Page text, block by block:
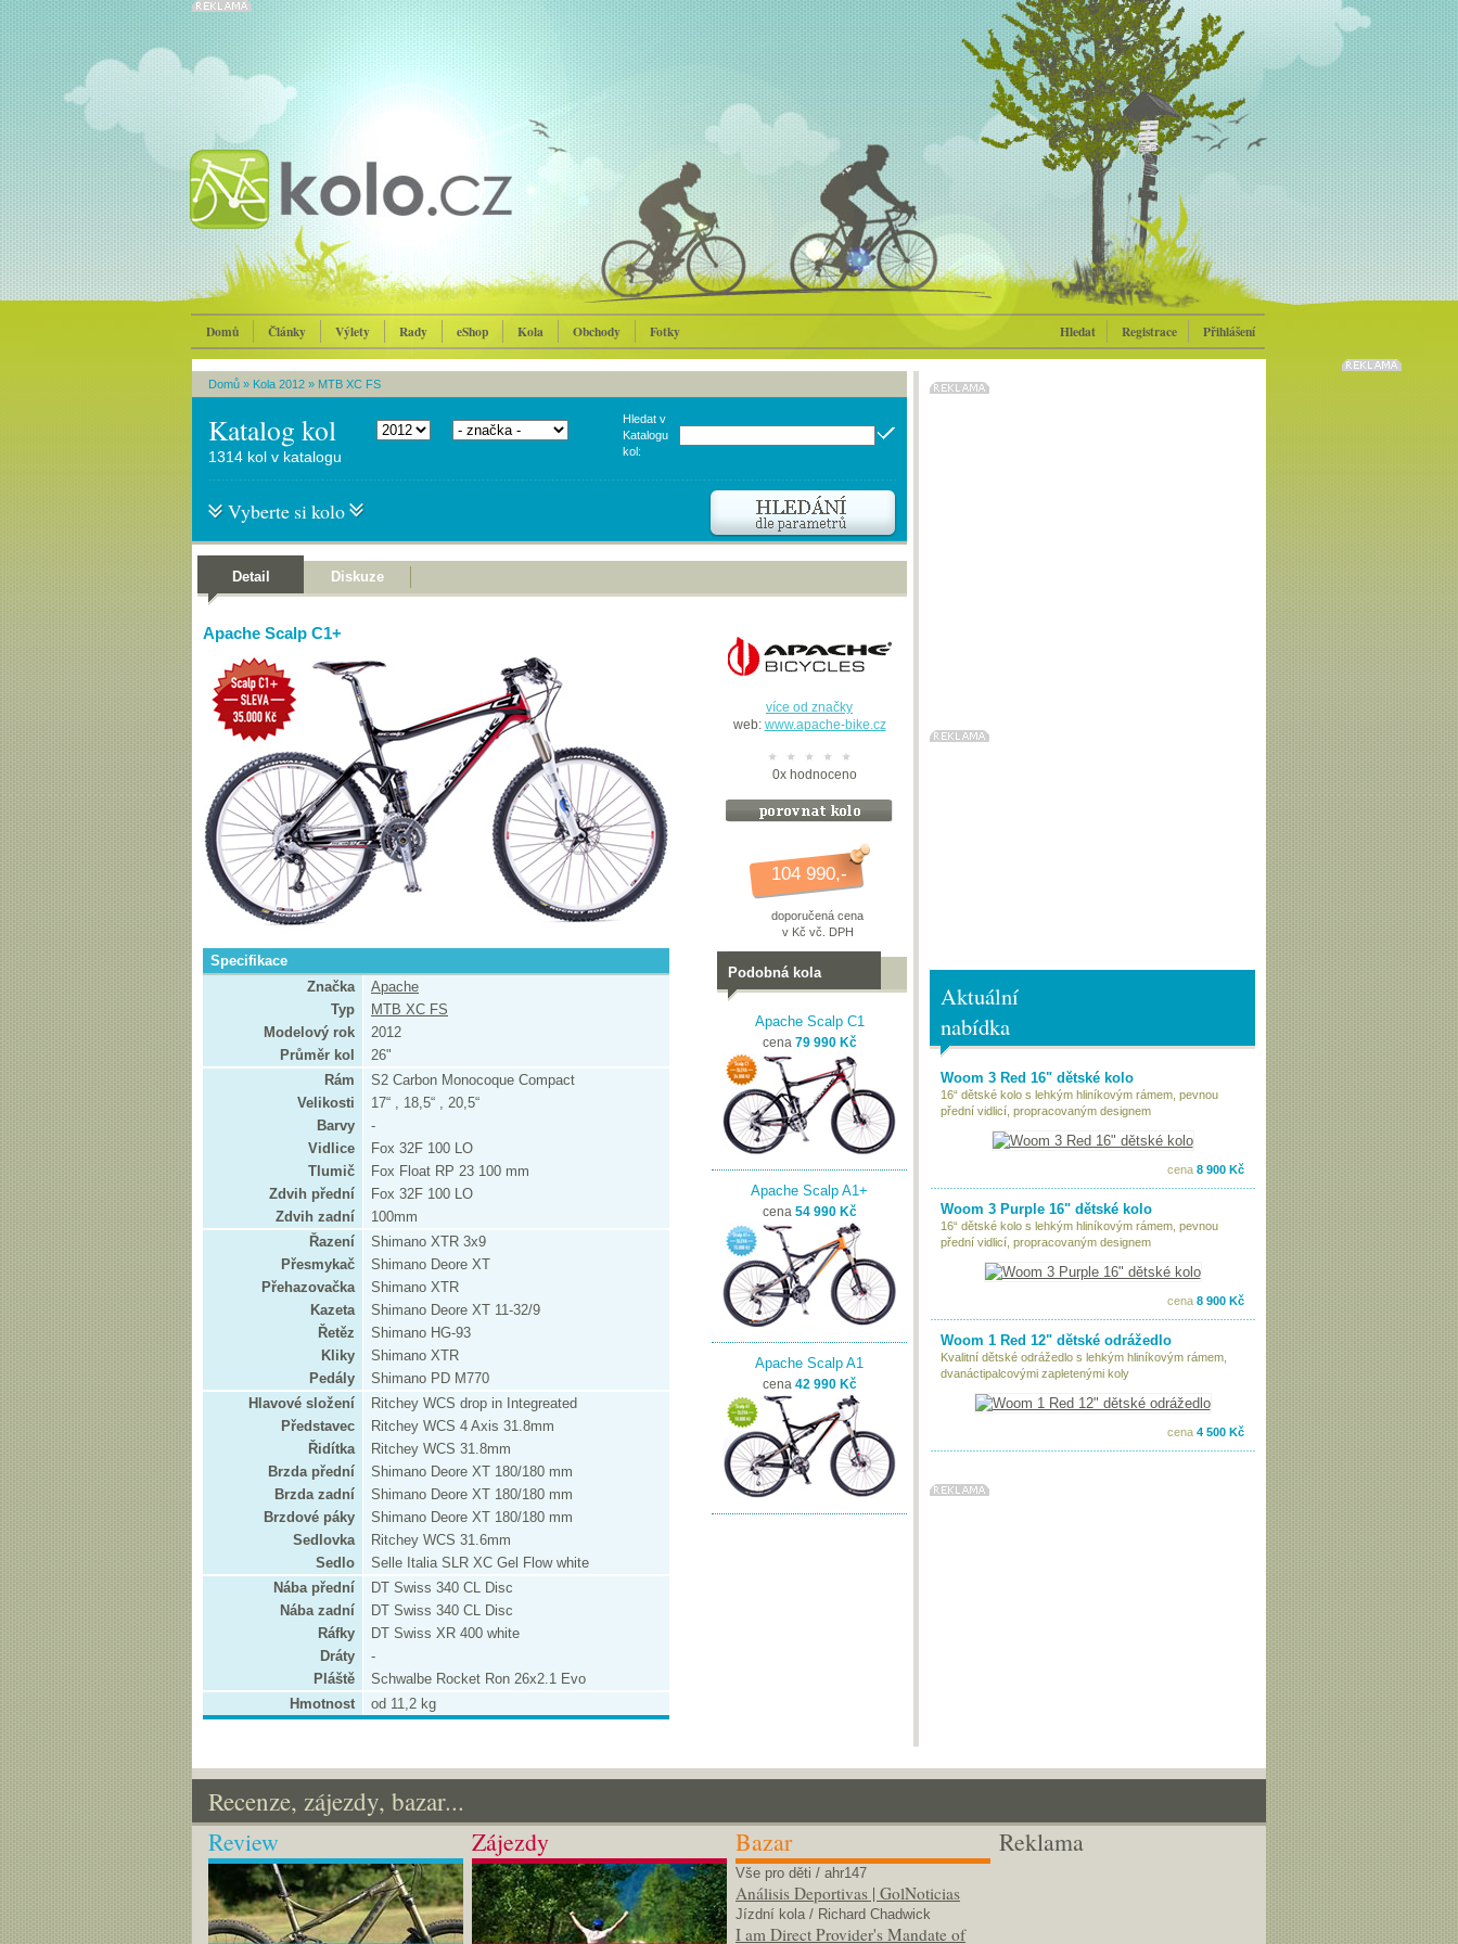
Domů Články Výlety Rady eShop Kola Obchody Fotky Hledat Registrace Přihlášení
Domů » Kola 2012 » MTB XC FS
Katalog kol
Hledat v
Katalogu
kol:
1314 kol v katalogu
Vyberte si kolo
Detail Diskuze
Apache Scalp C1+
Specifikace
Značka
Apache
Typ
MTB XC FS
Modelový rok
2012
Průměr kol
26"
Rám
S2 Carbon Monocoque Compact
Velikosti
17“ , 18,5“ , 20,5“
Barvy
-
Vidlice
Fox 32F 100 LO
Tlumič
Fox Float RP 23 100 mm
Zdvih přední
Fox 32F 100 LO
Zdvih zadní
100mm
Řazení
Shimano XTR 3x9
Přesmykač
Shimano Deore XT
Přehazovačka
Shimano XTR
Kazeta
Shimano Deore XT 11-32/9
Řetěz
Shimano HG-93
Kliky
Shimano XTR
Pedály
Shimano PD M770
Hlavové složení
Ritchey WCS drop in Integreated
Představec
Ritchey WCS 4 Axis 31.8mm
Řidítka
Ritchey WCS 31.8mm
Brzda přední
Shimano Deore XT 180/180 mm
Brzda zadní
Shimano Deore XT 180/180 mm
Brzdové páky
Shimano Deore XT 180/180 mm
Sedlovka
Ritchey WCS 31.6mm
Sedlo
Selle Italia SLR XC Gel Flow white
Nába přední
DT Swiss 340 CL Disc
Nába zadní
DT Swiss 340 CL Disc
Ráfky
DT Swiss XR 400 white
Dráty
-
Pláště
Schwalbe Rocket Ron 26x2.1 Evo
Hmotnost
od 11,2 kg
více od značky
web: www.apache-bike.cz
0xhodnoceno
104 990,-
doporučená cena
v Kč vč. DPH
Podobná kola
Apache Scalp C1
cena 79 990 Kč
Apache Scalp A1+
cena 54 990 Kč
Apache Scalp A1
cena 42 990 Kč
Aktuální
nabídka
Woom 3 Red 16" dětské kolo
16“ dětské kolo s lehkým hliníkovým rámem, pevnou
přední vidlicí, propracovaným designem
cena 8 900 Kč
Woom 3 Purple 16" dětské kolo
16“ dětské kolo s lehkým hliníkovým rámem, pevnou
přední vidlicí, propracovaným designem
cena 8 900 Kč
Woom 1 Red 12" dětské odrážedlo
Kvalitní dětské odrážedlo s lehkým hliníkovým rámem,
dvanáctipalcovými zapletenými koly
cena 4 500 Kč
Recenze, zájezdy, bazar...
Review Zájezdy Bazar
Vše pro děti / ahr147
Análisis Deportivas | GolNoticias
Jízdní kola / Richard Chadwick
I am Direct Provider's Mandate of
Reklama